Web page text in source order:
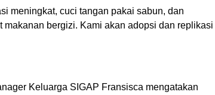
meningkat, cuci tangan pakai sabun, dan
makanan bergizi. Kami akan adopsi dan replikasi
Keluarga SIGAP Fransisca mengatakan